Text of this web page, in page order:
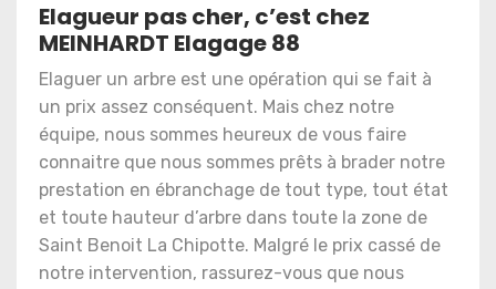
Elagueur pas cher, c’est chez
MEINHARDT Elagage 88
Elaguer un arbre est une opération qui se fait à
un prix assez conséquent. Mais chez notre
équipe, nous sommes heureux de vous faire
connaitre que nous sommes prêts à brader notre
prestation en ébranchage de tout type, tout état
et toute hauteur d’arbre dans toute la zone de
Saint Benoit La Chipotte. Malgré le prix cassé de
notre intervention, rassurez-vous que nous